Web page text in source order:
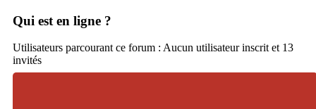
Qui est en ligne ?
Utilisateurs parcourant ce forum : Aucun utilisateur inscrit et 13
invités